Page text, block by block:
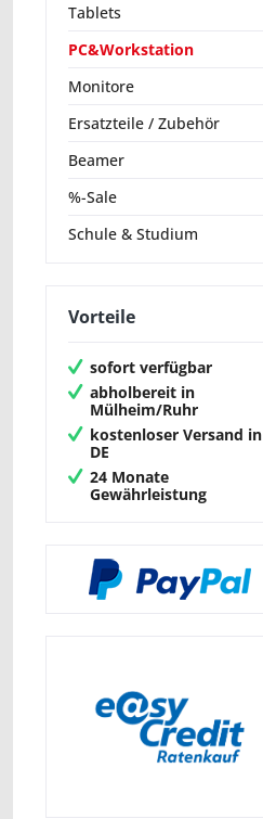
Tablets
PC&Workstation
Monitore
Ersatzteile / Zubehör
Beamer
%-Sale
Schule & Studium
Vorteile
sofort verfügbar
abholbereit in
Mülheim/Ruhr
kostenloser Versand in
DE
24 Monate
Gewährleistung